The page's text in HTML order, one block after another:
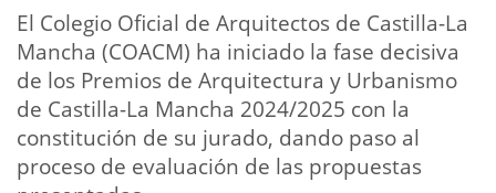
El Colegio Oficial de Arquitectos de Castilla-La
Mancha (COACM) ha iniciado la fase decisiva
de los Premios de Arquitectura y Urbanismo
de Castilla-La Mancha 2024/2025 con la
constitución de su jurado, dando paso al
proceso de evaluación de las propuestas